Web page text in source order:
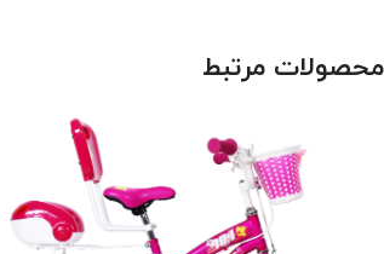
درباره برند اورلرد (OVERLORD)
سایز 29
محصولات مرتبط